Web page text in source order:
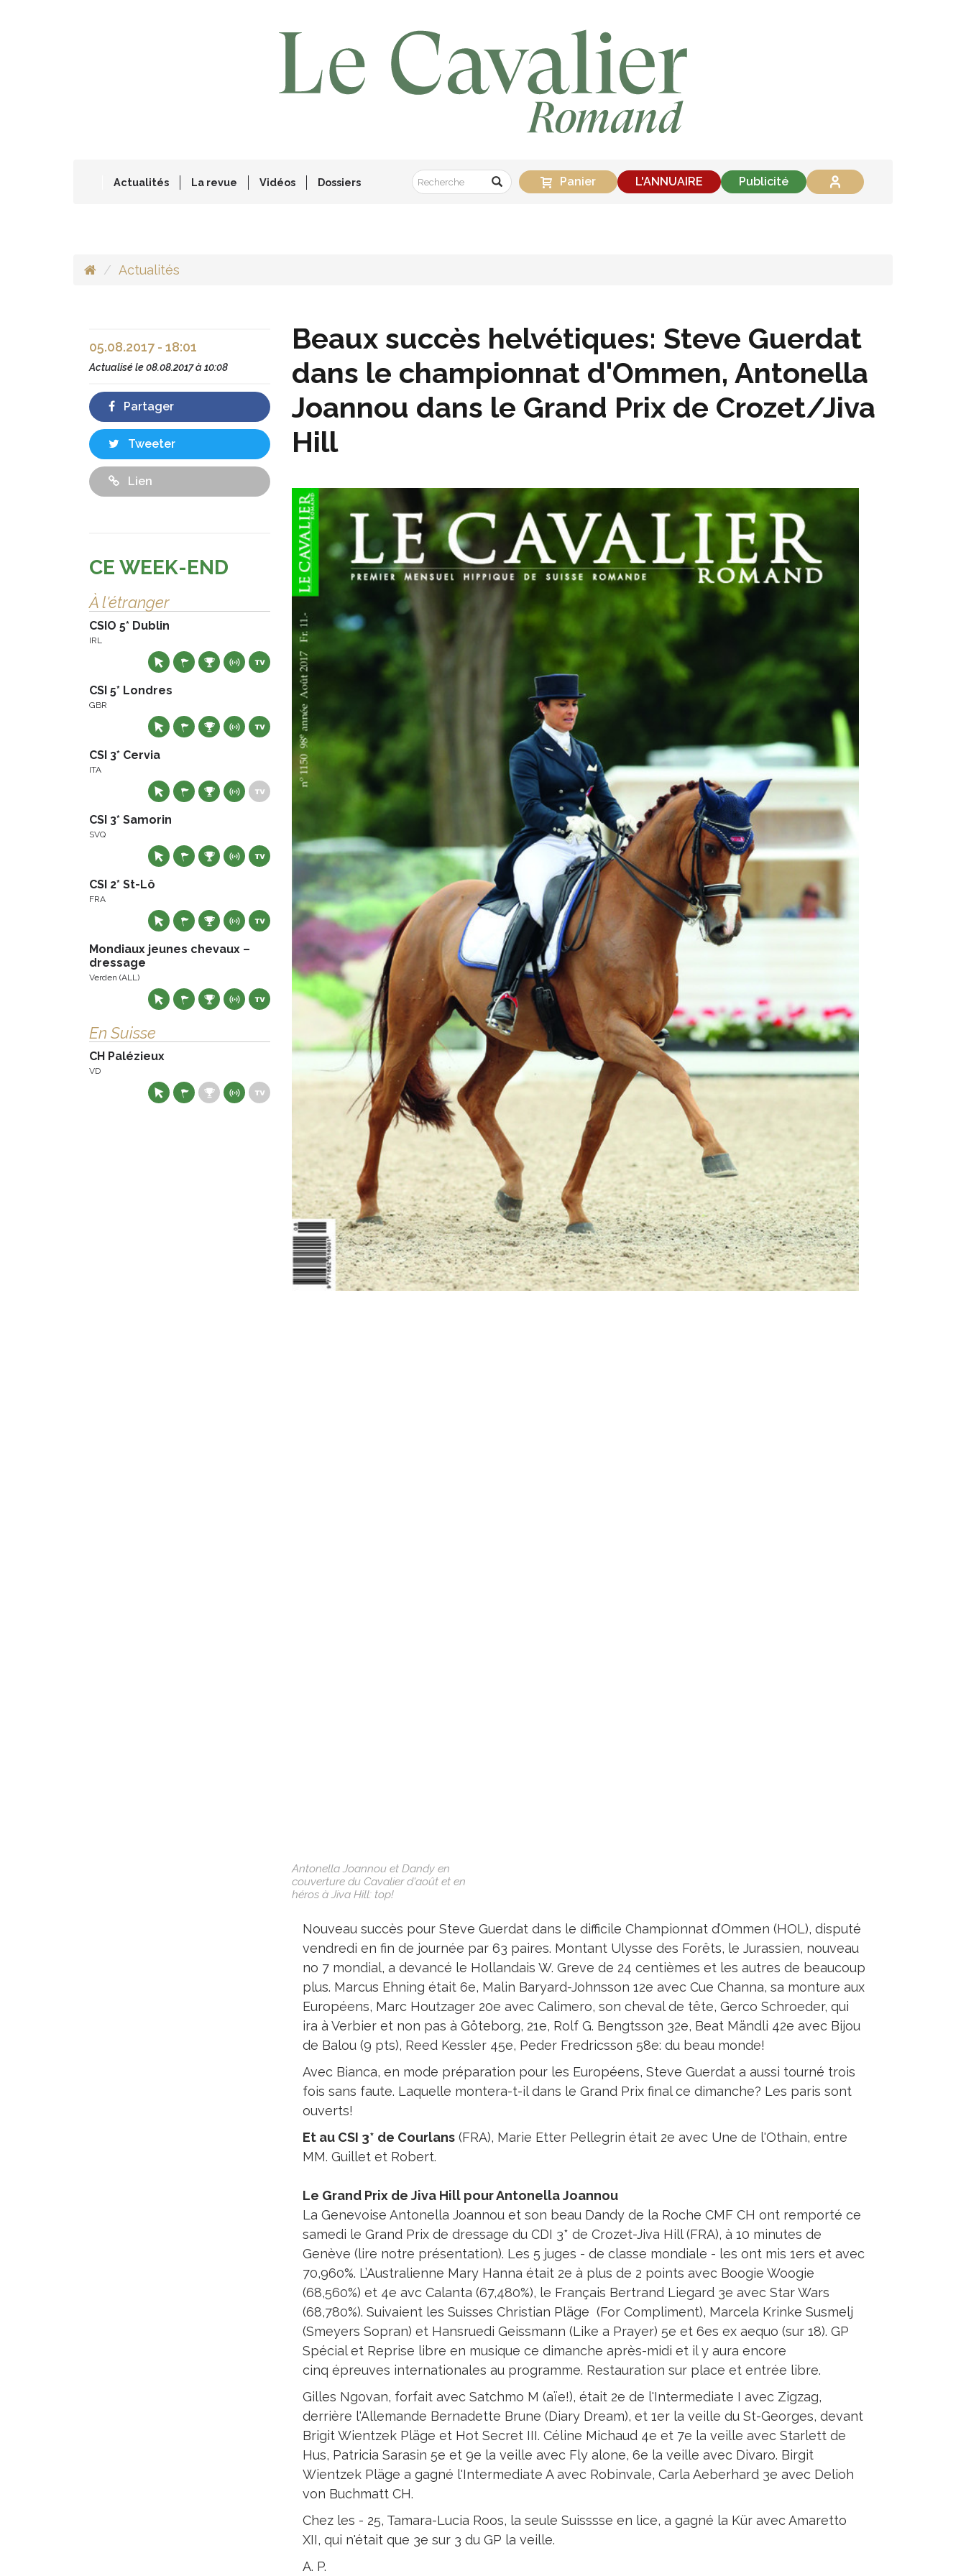
Actualités La revue Vidéos Dossiers Panier L'ANNUAIRE Publicité
Actualités
Beaux succès helvétiques: Steve Guerdat
dans le championnat d'Ommen, Antonella
Joannou dans le Grand Prix de Crozet/Jiva
Hill
Antonella Joannou et Dandy en
couverture du Cavalier d'août et en
héros à Jiva Hill: top!
Nouveau succès pour Steve Guerdat dans le difficile Championnat d’Ommen (HOL), disputé
vendredi en fin de journée par 63 paires. Montant Ulysse des Forêts, le Jurassien, nouveau
no 7 mondial, a devancé le Hollandais W. Greve de 24 centièmes et les autres de beaucoup
plus. Marcus Ehning était 6e, Malin Baryard-Johnsson 12e avec Cue Channa, sa monture aux
Européens, Marc Houtzager 20e avec Calimero, son cheval de tête, Gerco Schroeder, qui
ira à Verbier et non pas à Göteborg, 21e, Rolf G. Bengtsson 32e, Beat Mändli 42e avec Bijou
de Balou (9 pts), Reed Kessler 45e, Peder Fredricsson 58e: du beau monde!
Avec Bianca, en mode préparation pour les Européens, Steve Guerdat a aussi tourné trois
fois sans faute. Laquelle montera-t-il dans le Grand Prix final ce dimanche? Les paris sont
ouverts!
Et au CSI 3* de Courlans(FRA), Marie Etter Pellegrin était 2e avec Une de l'Othain, entre
MM. Guillet et Robert.
Le Grand Prix de Jiva Hill pour Antonella Joannou
La Genevoise Antonella Joannou et son beau Dandy de la Roche CMF CH ont remporté ce
samedi le Grand Prix de dressage du CDI 3* de Crozet-Jiva Hill (FRA), à 10 minutes de
Genève (lire notre présentation). Les 5 juges - de classe mondiale - les ont mis 1ers et avec
70,960%. L’Australienne Mary Hanna était 2e à plus de 2 points avec Boogie Woogie
(68,560%) et 4e avc Calanta (67,480%), le Français Bertrand Liegard 3e avec Star Wars
(68,780%). Suivaient les Suisses Christian Pläge (For Compliment), Marcela Krinke Susmelj
(Smeyers Sopran) et Hansruedi Geissmann (Like a Prayer) 5e et 6es ex aequo (sur 18). GP
Spécial et Reprise libre en musique ce dimanche après-midi et il y aura encore
cinq épreuves internationales au programme. Restauration sur place et entrée libre.
Gilles Ngovan, forfait avec Satchmo M (aïe!), était 2e de l'Intermediate I avec Zigzag,
derrière l'Allemande Bernadette Brune (Diary Dream), et 1er la veille du St-Georges, devant
Brigit Wientzek Pläge et Hot Secret III. Céline Michaud 4e et 7e la veille avec Starlett de
Hus, Patricia Sarasin 5e et 9e la veille avec Fly alone, 6e la veille avec Divaro. Birgit
Wientzek Pläge a gagné l'Intermediate A avec Robinvale, Carla Aeberhard 3e avec Delioh
von Buchmatt CH.
Chez les - 25, Tamara-Lucia Roos, la seule Suisssse en lice, a gagné la Kür avec Amaretto
XII, qui n'était que 3e sur 3 du GP la veille.
A. P.
05.08.2017 - 18:01
Actualisé le08.08.2017 à 10:08
Partager
Tweeter
Lien
CE WEEK-END
À l'étranger
CSIO 5* Dublin
IRL
CSI 5* Londres
GBR
CSI 3* Cervia
ITA
CSI 3* Samorin
SVQ
CSI 2* St-Lô
FRA
Mondiaux jeunes chevaux –
dressage
Verden (ALL)
En Suisse
CH Palézieux
VD